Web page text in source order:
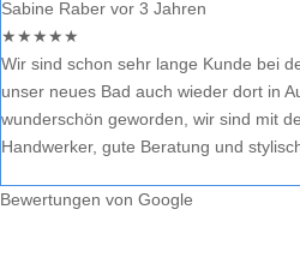
Sabine Raber vor 3 Jahren
★★★★★
Wir sind schon sehr lange Kunde bei
unser neues Bad auch wieder dort in
wunderschön geworden, wir sind mit
Handwerker, gute Beratung und
Bewertungen von Google